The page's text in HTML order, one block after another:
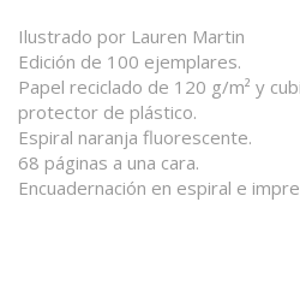
Ilustrado por Lauren Martin
Edición de 100 ejemplares.
Papel reciclado de 120 g/m² y
protector de plástico.
Espiral naranja fluorescente.
68 páginas a una cara.
Encuadernación en espiral e